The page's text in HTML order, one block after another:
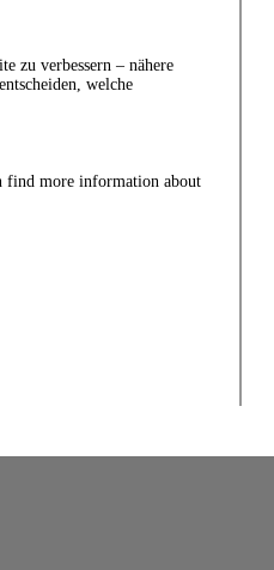
zu verbessern – nähere
welche
find more information about